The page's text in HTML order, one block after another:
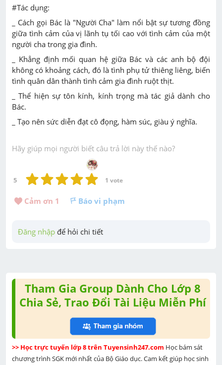
#Tác dụng:
_ Cách gọi Bác là "Người Cha" làm nổi bật sự tương đồng
giữa tình cảm của vị lãnh tụ tối cao với tình cảm của một
người cha trong gia đình.
_ Khẳng định mối quan hệ giữa Bác và các anh bộ đội
không có khoảng cách, đó là tình phụ tử thiêng liêng, biến
tình quân dân thành tình cảm gia đình ruột thịt.
_ Thể hiện sự tôn kính, kính trọng mà tác giả dành cho
Bác.
_ Tạo nên sức diễn đạt cô đọng, hàm súc, giàu ý nghĩa.
Hãy giúp mọi người biết câu trả lời này thế nào?
5 1 vote
Cảm ơn 1 Báo vi phạm
Đăng nhập để hỏi chi tiết
Tham Gia Group Dành Cho Lớp 8
Chia Sẻ, Trao Đổi Tài Liệu Miễn Phí
>> Học trực tuyến lớp 8 trên Tuyensinh247.com Học bám sát
chương trình SGK mới nhất của Bộ Giáo dục. Cam kết giúp học sinh